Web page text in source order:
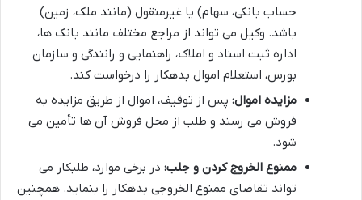
حساب بانکی، سهام) یا غیرمنقول (مانند ملک، زمین)
باشد. وکیل می تواند از مراجع مختلف مانند بانک ها،
اداره ثبت اسناد و املاک، راهنمایی و رانندگی و سازمان
بورس، استعلام اموال بدهکار را درخواست کند.
مزایده اموال: پس از توقیف، اموال از طریق مزایده به
فروش می رسند و طلب از محل فروش آن ها تأمین می
شود.
ممنوع الخروج کردن و جلب: در برخی موارد، طلبکار می
تواند تقاضای ممنوع الخروجی بدهکار را بنماید. همچنین